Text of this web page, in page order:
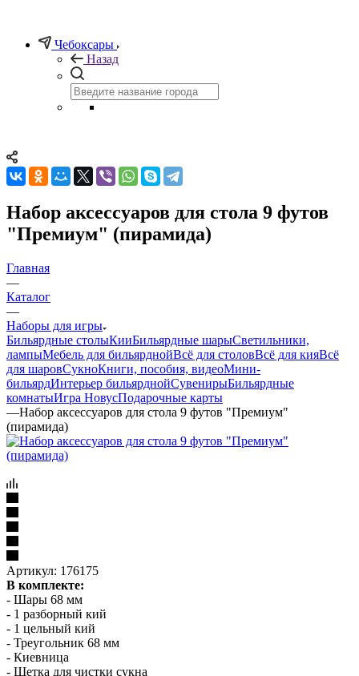
Чебоксары
Назад
Набор аксессуаров для стола 9 футов
"Премиум" (пирамида)
Главная
—
Каталог
—
Наборы для игры
Бильярдные столыКииБильярдные шарыСветильники,
лампыМебель для бильярднойВсё для столовВсё для кияВсё
для шаровСукноКниги, пособия, видеоМини-
бильярдИнтерьер бильярднойСувенирыБильярдные
комнатыИгра НовусПодарочные карты
—Набор аксессуаров для стола 9 футов "Премиум"
(пирамида)
Артикул: 176175
В комплекте:
- Шары 68 мм
- 1 разборный кий
- 1 цельный кий
- Треугольник 68 мм
- Киевница
- Щетка для чистки сукна